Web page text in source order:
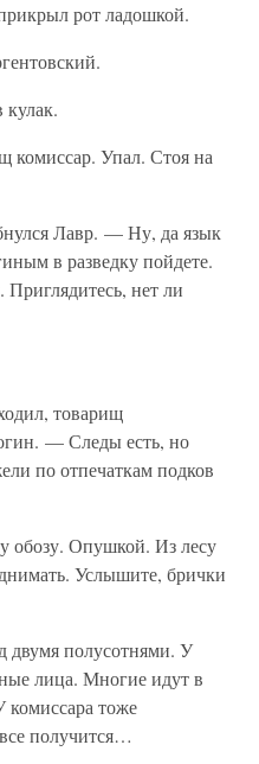
рот ладошкой.
Упал. Стоя на
Лавр. — Ну, да язык
в разведку пойдете.
нет ли
товарищ
— Следы есть, но
по отпечаткам подков
обозу. Опушкой. Из лесу
Услышите, брички
двумя полусотнями. У
лица. Многие идут в
тоже
получится…